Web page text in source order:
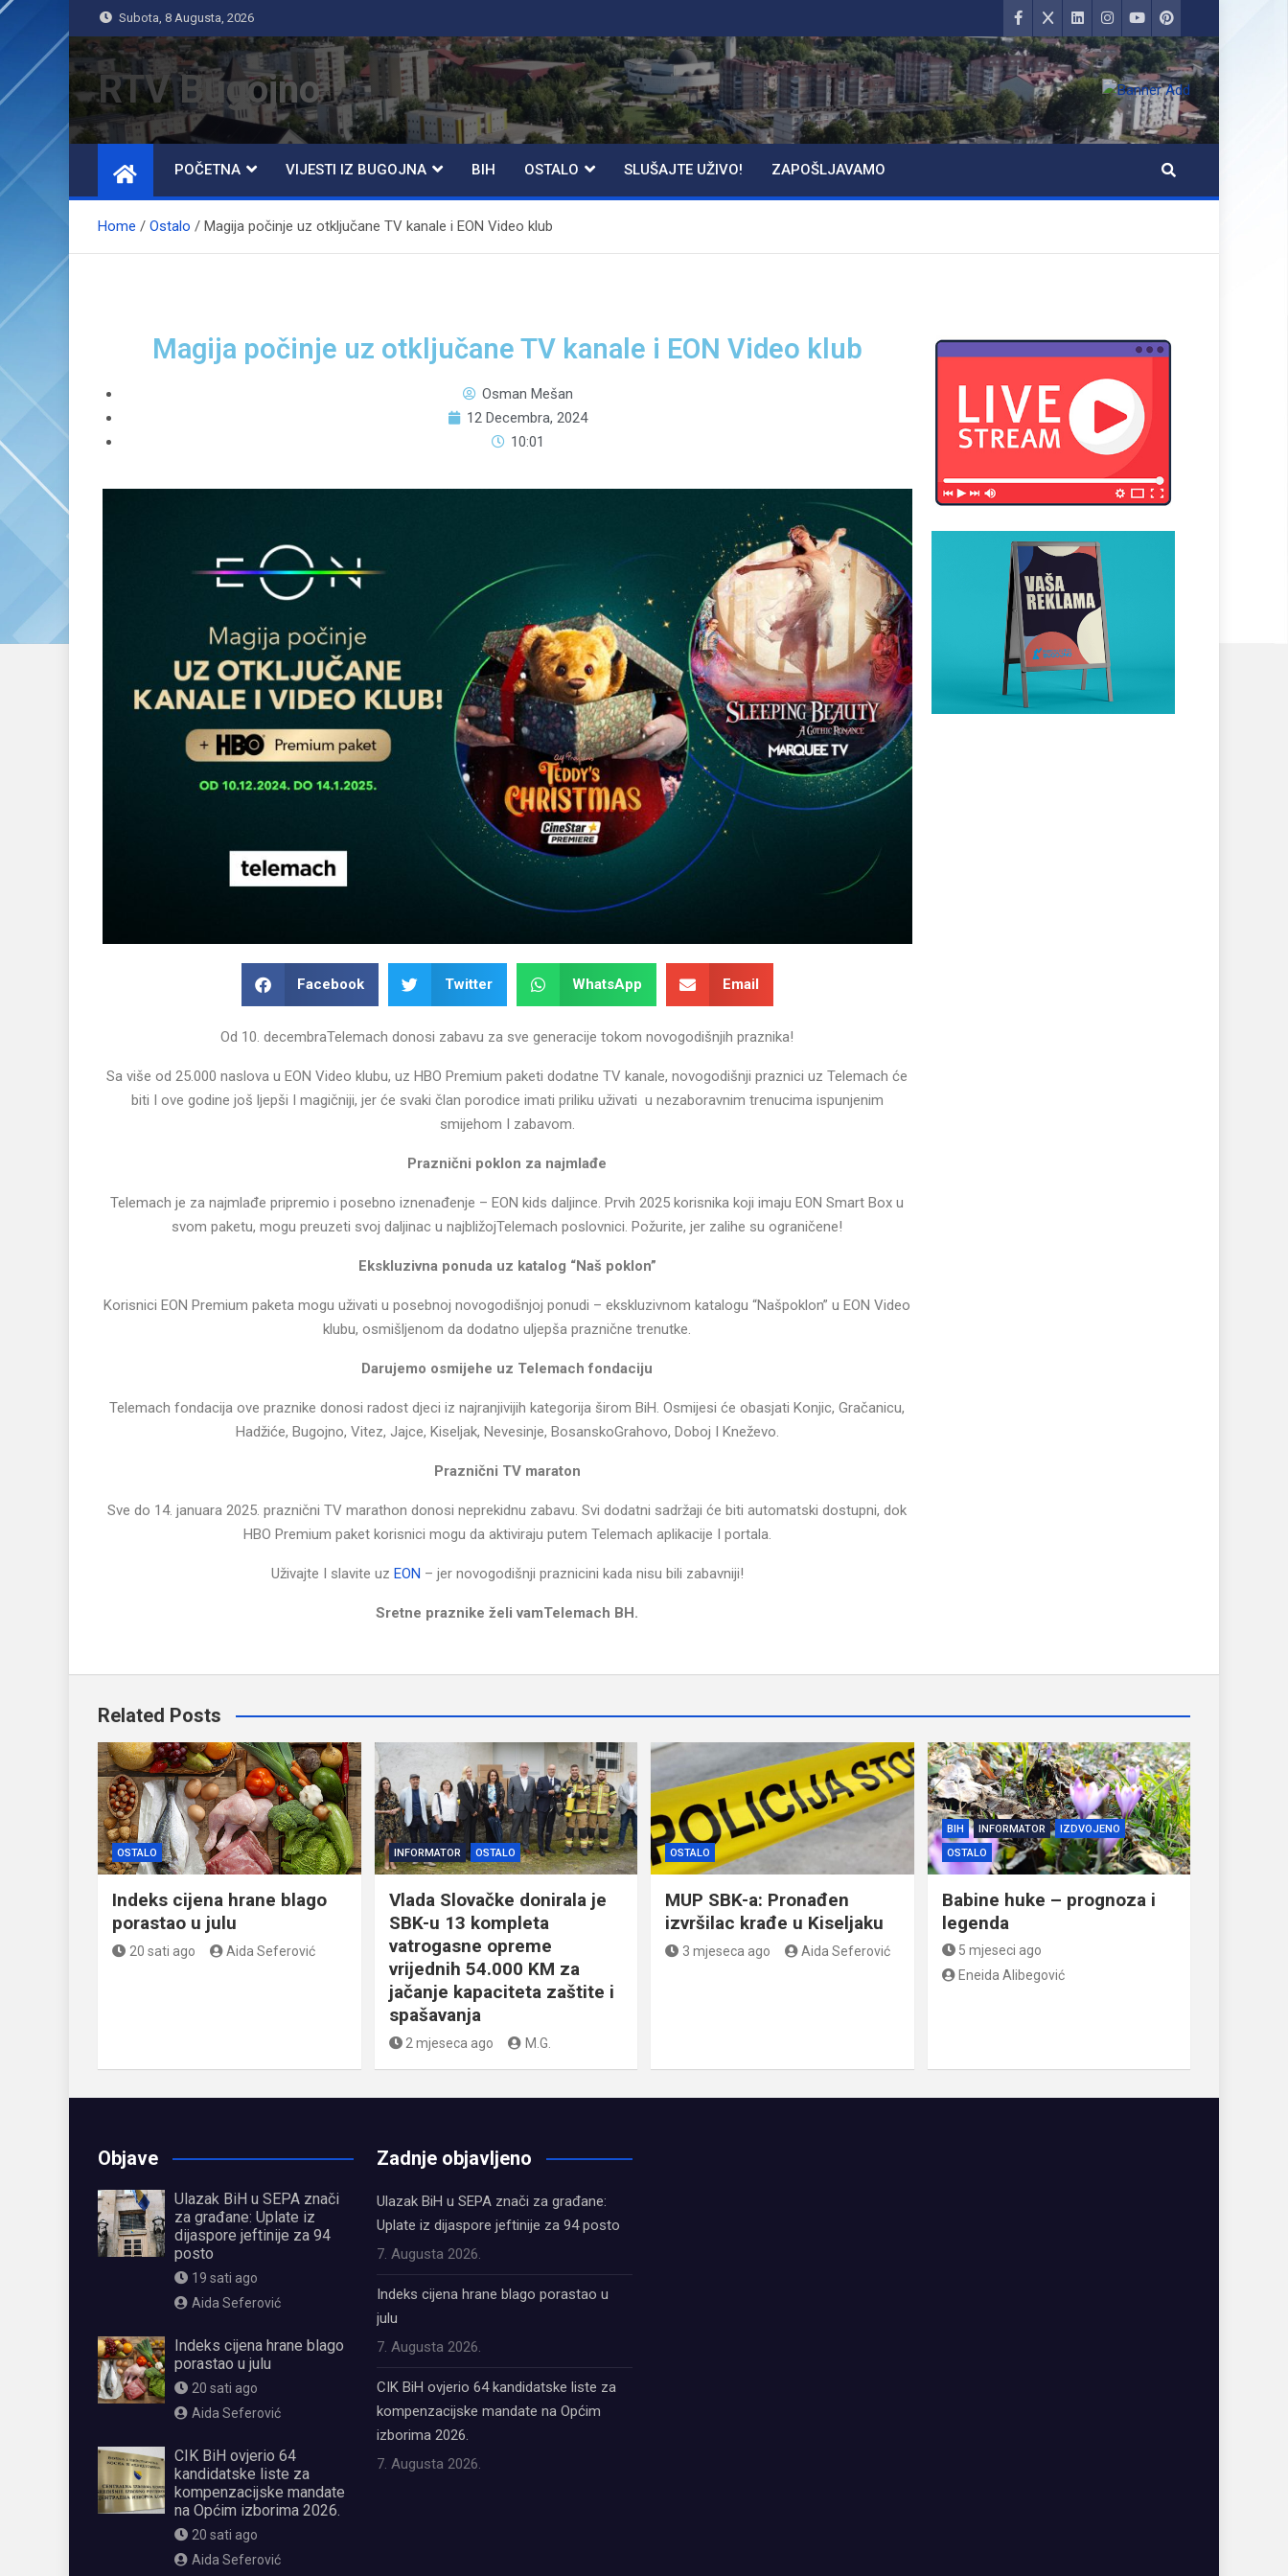
Subota, 8 Augusta, 2026
RTV Bugojno
POČETNA VIJESTI IZ BUGOJNA BIH OSTALO SLUŠAJTE UŽIVO! ZAPOŠLJAVAMO
Home Ostalo Magija počinje uz otključane TV kanale i EON Video klub
Magija počinje uz otključane TV kanale i EON Video klub
Osman Mešan
12 Decembra, 2024
10:01
Facebook Twitter WhatsApp Email
Od 10. decembraTelemach donosi zabavu za sve generacije tokom novogodišnjih praznika!
Sa više od 25.000 naslova u EON Video klubu, uz HBO Premium paketi dodatne TV kanale, novogodišnji praznici uz Telemach će
biti I ove godine još ljepši I magičniji, jer će svaki član porodice imati priliku uživati u nezaboravnim trenucima ispunjenim
smijehom I zabavom.
Praznični poklon za najmlađe
Telemach je za najmlađe pripremio i posebno iznenađenje – EON kids daljince. Prvih 2025 korisnika koji imaju EON Smart Box u
svom paketu, mogu preuzeti svoj daljinac u najbližojTelemach poslovnici. Požurite, jer zalihe su ograničene!
Ekskluzivna ponuda uz katalog “Naš poklon”
Korisnici EON Premium paketa mogu uživati u posebnoj novogodišnjoj ponudi – ekskluzivnom katalogu “Našpoklon” u EON Video
klubu, osmišljenom da dodatno uljepša praznične trenutke.
Darujemo osmijehe uz Telemach fondaciju
Telemach fondacija ove praznike donosi radost djeci iz najranjivijih kategorija širom BiH. Osmijesi će obasjati Konjic, Gračanicu,
Hadžiće, Bugojno, Vitez, Jajce, Kiseljak, Nevesinje, BosanskoGrahovo, Doboj I Kneževo.
Praznični TV maraton
Sve do 14. januara 2025. praznični TV marathon donosi neprekidnu zabavu. Svi dodatni sadržaji će biti automatski dostupni, dok
HBO Premium paket korisnici mogu da aktiviraju putem Telemach aplikacije I portala.
Uživajte I slavite uz EON – jer novogodišnji praznicini kada nisu bili zabavniji!
Sretne praznike želi vamTelemach BH.
Related Posts
OSTALO
Indeks cijena hrane blago
porastao u julu
20 sati ago Aida Seferović
INFORMATOR OSTALO
Vlada Slovačke donirala je
SBK-u 13 kompleta
vatrogasne opreme
vrijednih 54.000 KM za
jačanje kapaciteta zaštite i
spašavanja
2 mjeseca ago M.G.
OSTALO
MUP SBK-a: Pronađen
izvršilac krađe u Kiseljaku
3 mjeseca ago Aida Seferović
BIH INFORMATOR
IZDVOJENO
OSTALO
Babine huke – prognoza i
legenda
5 mjeseci ago
Eneida Alibegović
Objave
Ulazak BiH u SEPA znači
za građane: Uplate iz
dijaspore jeftinije za 94
posto
19 sati ago
Aida Seferović
Indeks cijena hrane blago
porastao u julu
20 sati ago
Aida Seferović
CIK BiH ovjerio 64
kandidatske liste za
kompenzacijske mandate
na Općim izborima 2026.
20 sati ago
Aida Seferović
Zadnje objavljeno
Ulazak BiH u SEPA znači za građane:
Uplate iz dijaspore jeftinije za 94 posto
7. Augusta 2026.
Indeks cijena hrane blago porastao u
julu
7. Augusta 2026.
CIK BiH ovjerio 64 kandidatske liste za
kompenzacijske mandate na Općim
izborima 2026.
7. Augusta 2026.